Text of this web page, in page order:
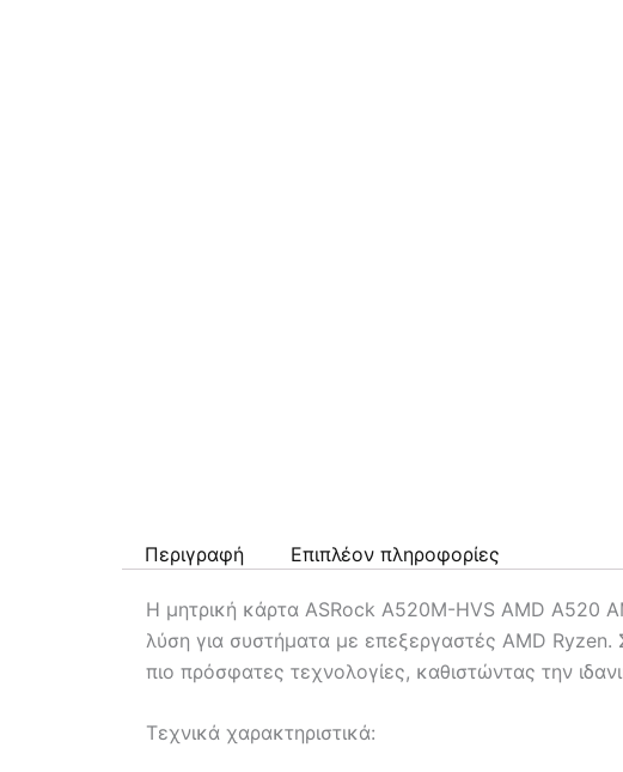
Περιγραφή Επιπλέον πληροφορίες
Η μητρική κάρτα ASRock A520M-HVS AMD A520
λύση για συστήματα με επεξεργαστές AMD Ryzen.
πιο πρόσφατες τεχνολογίες, καθιστώντας την
Τεχνικά χαρακτηριστικά: